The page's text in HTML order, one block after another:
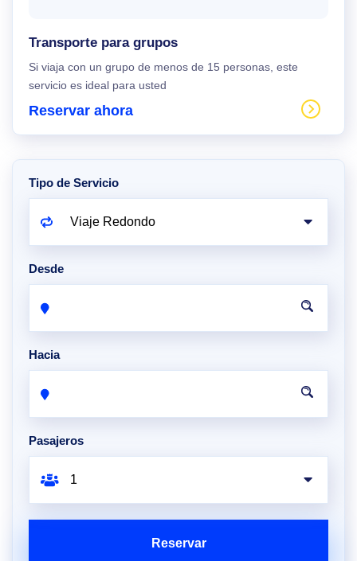
Transporte para grupos
Si viaja con un grupo de menos de 15 personas, este
servicio es ideal para usted
Reservar ahora
Tipo de Servicio
Desde
Hacia
Pasajeros
Reservar